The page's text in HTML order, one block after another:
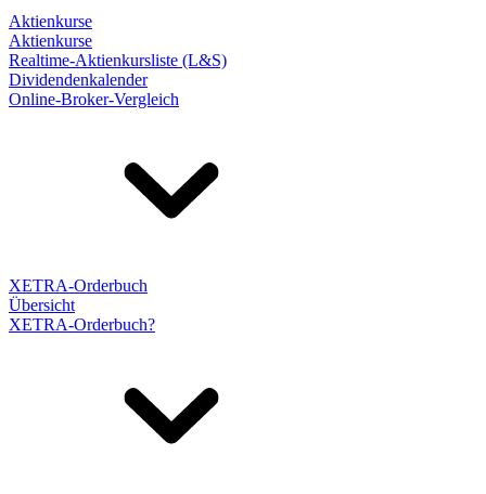
Aktienkurse
Aktienkurse
Realtime-Aktienkursliste (L&S)
Dividendenkalender
Online-Broker-Vergleich
XETRA-Orderbuch
Übersicht
XETRA-Orderbuch?